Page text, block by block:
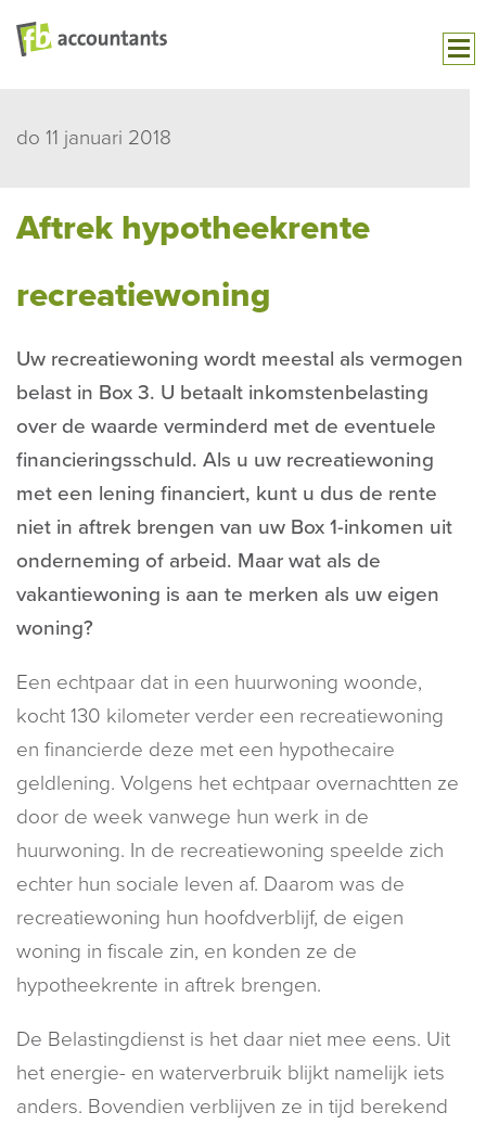
do 11 januari 2018
Aftrek hypotheekrente
recreatiewoning
Uw recreatiewoning wordt meestal als vermogen
belast in Box 3. U betaalt inkomstenbelasting
over de waarde verminderd met de eventuele
financieringsschuld. Als u uw recreatiewoning
met een lening financiert, kunt u dus de rente
niet in aftrek brengen van uw Box 1-inkomen uit
onderneming of arbeid. Maar wat als de
vakantiewoning is aan te merken als uw eigen
woning?
Een echtpaar dat in een huurwoning woonde,
kocht 130 kilometer verder een recreatiewoning
en financierde deze met een hypothecaire
geldlening. Volgens het echtpaar overnachtten ze
door de week vanwege hun werk in de
huurwoning. In de recreatiewoning speelde zich
echter hun sociale leven af. Daarom was de
recreatiewoning hun hoofdverblijf, de eigen
woning in fiscale zin, en konden ze de
hypotheekrente in aftrek brengen.
De Belastingdienst is het daar niet mee eens. Uit
het energie- en waterverbruik blijkt namelijk iets
anders. Bovendien verblijven ze in tijd berekend